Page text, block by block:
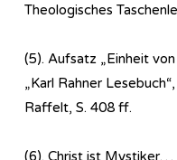
Theologisches
(5). Aufsatz „Einheit
„Karl Rahner
Raffelt, S. 408 ff.
(6). Christ ist Mystiker…